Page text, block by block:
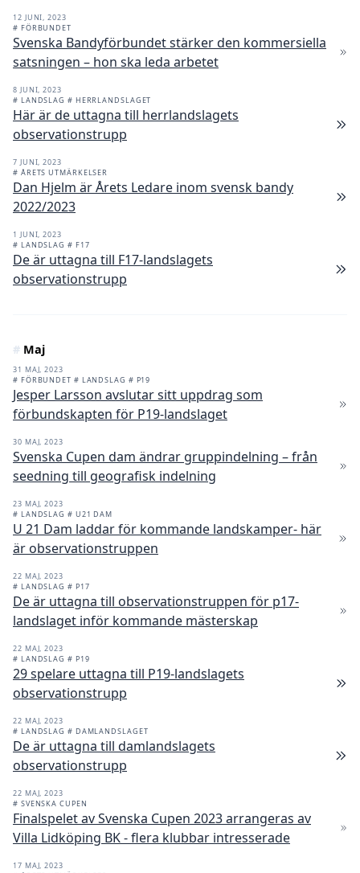
12 JUNI, 2023
# FÖRBUNDET
Svenska Bandyförbundet stärker den kommersiella
satsningen – hon ska leda arbetet
8 JUNI, 2023
# LANDSLAG # HERRLANDSLAGET
Här är de uttagna till herrlandslagets
observationstrupp
7 JUNI, 2023
# ÅRETS UTMÄRKELSER
Dan Hjelm är Årets Ledare inom svensk bandy
2022/2023
1 JUNI, 2023
# LANDSLAG # F17
De är uttagna till F17-landslagets
observationstrupp
# Maj
31 MAJ, 2023
# FÖRBUNDET # LANDSLAG # P19
Jesper Larsson avslutar sitt uppdrag som
förbundskapten för P19-landslaget
30 MAJ, 2023
Svenska Cupen dam ändrar gruppindelning – från
seedning till geografisk indelning
23 MAJ, 2023
# LANDSLAG # U21 DAM
U 21 Dam laddar för kommande landskamper- här
är observationstruppen
22 MAJ, 2023
# LANDSLAG # P17
De är uttagna till observationstruppen för p17-
landslaget inför kommande mästerskap
22 MAJ, 2023
# LANDSLAG # P19
29 spelare uttagna till P19-landslagets
observationstrupp
22 MAJ, 2023
# LANDSLAG # DAMLANDSLAGET
De är uttagna till damlandslagets
observationstrupp
22 MAJ, 2023
# SVENSKA CUPEN
Finalspelet av Svenska Cupen 2023 arrangeras av
Villa Lidköping BK - flera klubbar intresserade
17 MAJ, 2023